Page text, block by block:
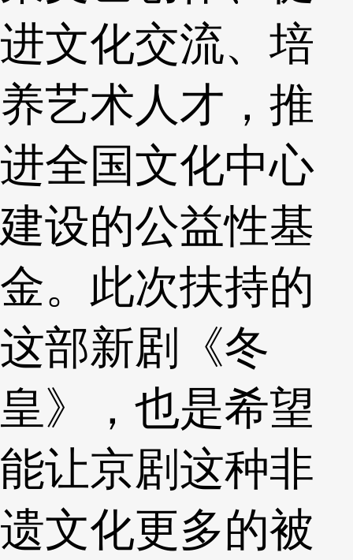
进文化交流、培
养艺术人才，推
进全国文化中心
建设的公益性基
金。此次扶持的
这部新剧《冬
皇》，也是希望
能让京剧这种非
遗文化更多的被